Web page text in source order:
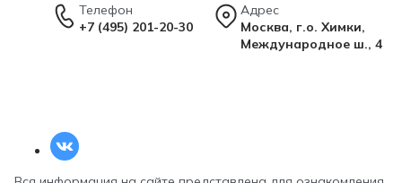
Телефон
+7 (495) 201-20-30
Адрес
Москва, г.о. Химки,
Международное ш., 4